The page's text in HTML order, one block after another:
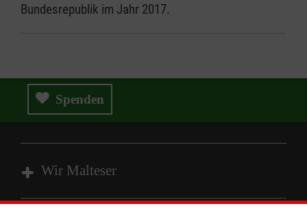
Bundesrepublik im Jahr 2017.
Spenden
Wir Malteser